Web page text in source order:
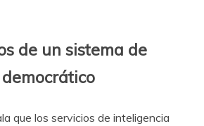
de un sistema de
que los servicios de inteligencia